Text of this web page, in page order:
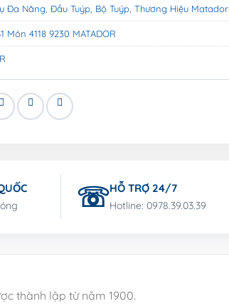
Đa Năng ,Đầu Tuýp, Bộ Tuýp ,Thương Hiệu Matador
Món 4118 9230 MATADOR
HỖ TRỢ 24/7
Hotline: 0978.39.03.39
thành lập từ năm 1900.